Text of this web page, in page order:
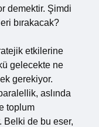
demektir. Şimdi
bırakacak?
etkilerine
gelecekte ne
gerekiyor.
aslında
toplum
Belki de bu eser,